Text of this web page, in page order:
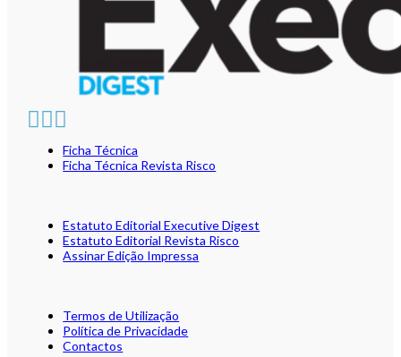
Ficha Técnica
Ficha Técnica Revista Risco
Estatuto Editorial Executive Digest
Estatuto Editorial Revista Risco
Assinar Edição Impressa
Termos de Utilização
Política de Privacidade
Contactos